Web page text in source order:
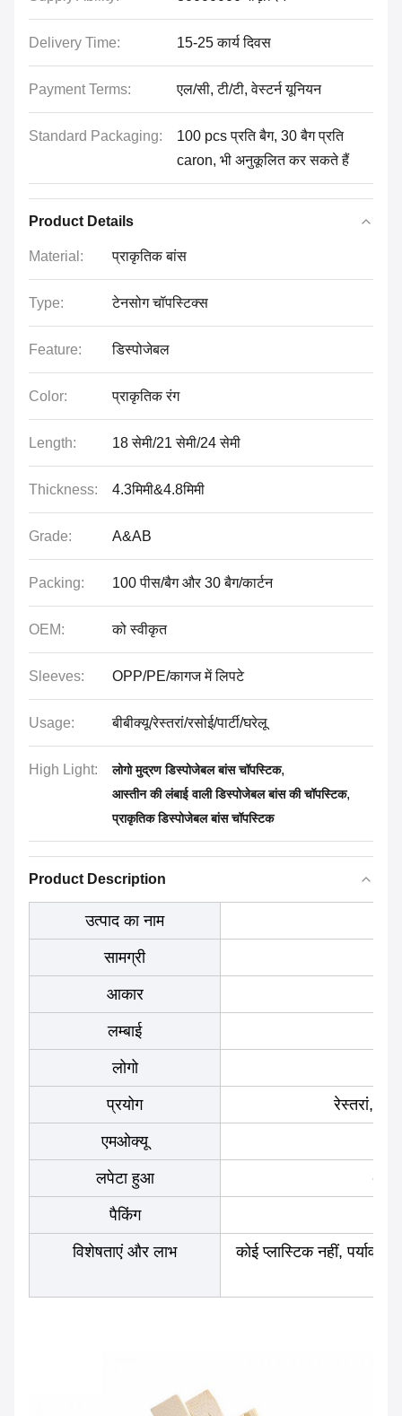
Delivery Time: 15-25 कार्य दिवस
Payment Terms: एल/सी, टी/टी, वेस्टर्न यूनियन
Standard Packaging:
100 pcs प्रति बैग, 30 बैग प्रति
caron, भी अनुकूलित कर सकते हैं
Product Details
Material: प्राकृतिक बांस
Type: टेनसोग चॉपस्टिक्स
Feature: डिस्पोजेबल
Color: प्राकृतिक रंग
Length: 18 सेमी/21 सेमी/24 सेमी
Thickness: 4.3मिमी&4.8मिमी
Grade: A&AB
Packing: 100 पीस/बैग और 30 बैग/कार्टन
OEM: को स्वीकृत
Sleeves: OPP/PE/कागज में लिपटे
Usage: बीबीक्यू/रेस्तरां/रसोई/पार्टी/घरेलू
High Light: लोगो मुद्रण डिस्पोजेबल बांस चॉपस्टिक,
आस्तीन की लंबाई वाली डिस्पोजेबल बांस की चॉपस्टिक,
प्राकृतिक डिस्पोजेबल बांस चॉपस्टिक
Product Description
उत्पाद का नाम
सामग्री
आकार
लम्बाई
लोगो
प्रयोग रेस्तरां,
एमओक्यू
लपेटा हुआ
पैकिंग
विशेषताएं और लाभ कोई प्लास्टिक नहीं,